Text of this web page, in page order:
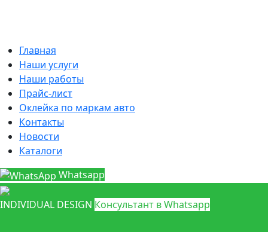
Главная
Наши услуги
Наши работы
Прайс-лист
Оклейка по маркам авто
Контакты
Новости
Каталоги
Whatsapp
INDIVIDUAL DESIGN Консультант в Whatsapp